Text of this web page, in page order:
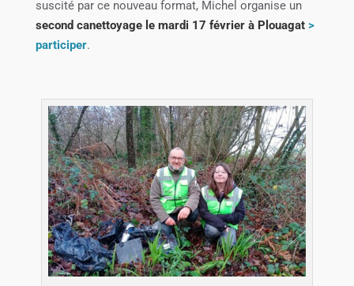
suscité par ce nouveau format, Michel organise un
second canettoyage le mardi 17 février à Plouagat >
participer.